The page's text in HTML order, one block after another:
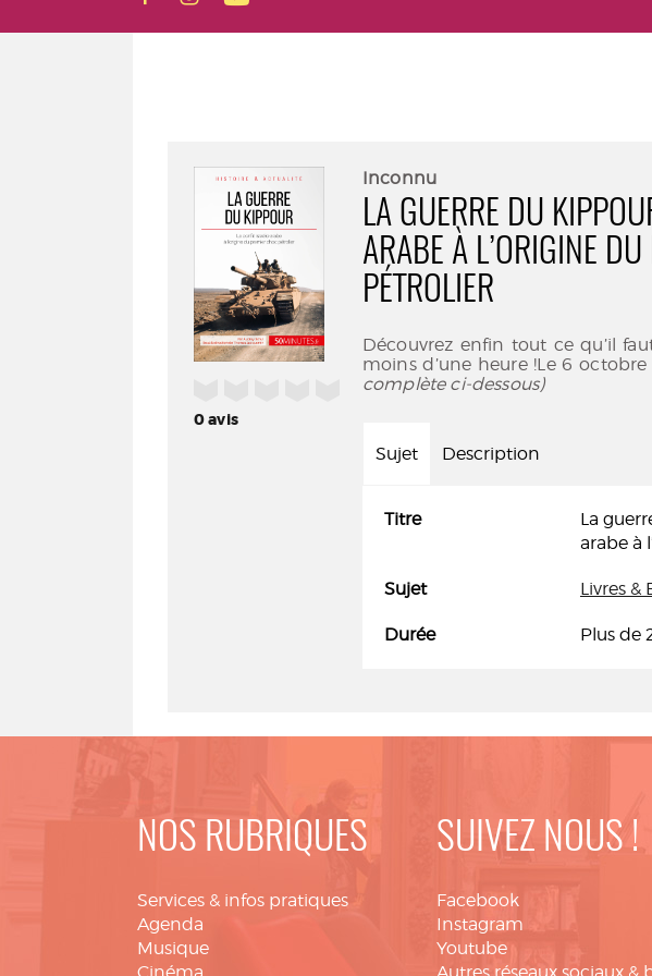
0avis
Inconnu
LA GUERRE DU
ARABE À L’ORIGINE
PÉTROLIER
Découvrez enfin tout ce qu’il
moins d’une heure !Le 6 octobre
complète ci-dessous)
Sujet Description
Titre
La
arabe à
Sujet Livres &
Durée Plus de
NOS RUBRIQUES
Services & infos pratiques
Agenda
Musique
SUIVEZ NOUS !
Facebook
Instagram
Youtube